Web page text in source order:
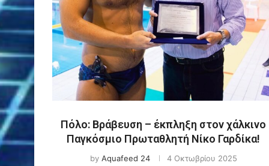
Πόλο: Βράβευση – έκπληξη στον χάλκινο
Παγκόσμιο Πρωταθλητή Νίκο Γαρδίκα!
by Aquafeed 24 4 Οκτωβρίου 2025